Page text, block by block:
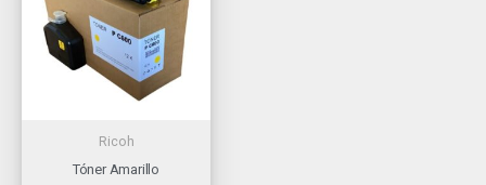
Ricoh
Tóner Amarillo